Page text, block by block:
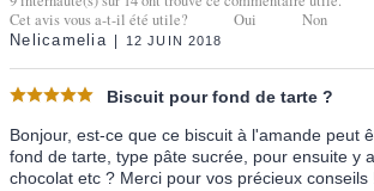
Cet avis vous a-t-il été utile?
Oui Non
Nelicamelia 12 JUIN 2018
Biscuit pour fond de tarte ?
Bonjour, est-ce que ce biscuit à l'amande peut
fond de tarte, type pâte sucrée, pour ensuite y
chocolat etc ? Merci pour vos précieux conseils